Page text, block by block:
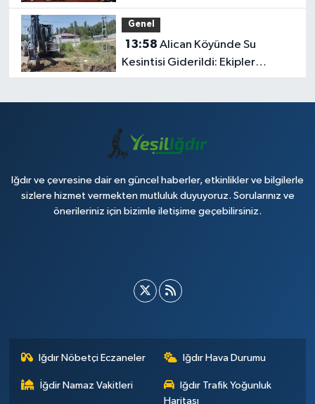
Genel
13:58
Kesintisi Giderildi: Ekipler
Anında Müdahale Etti
Iğdır ve çevresine dair en güncel haberler, etkinlikler ve bilgilerle
sizlere hizmet vermekten mutluluk duyuyoruz. Sorularınız ve
önerileriniz için bizimle iletişime geçebilirsiniz.
Iğdır Nöbetçi Eczaneler Iğdır Hava Durumu
İğdir Namaz Vakitleri
Iğdır Trafik Yoğunluk
Haritası